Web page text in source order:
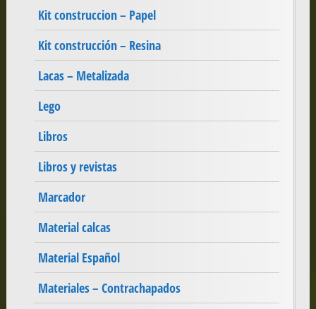
Kit construccion – Papel
Kit construcción – Resina
Lacas – Metalizada
Lego
Libros
Libros y revistas
Marcador
Material calcas
Material Español
Materiales – Contrachapados